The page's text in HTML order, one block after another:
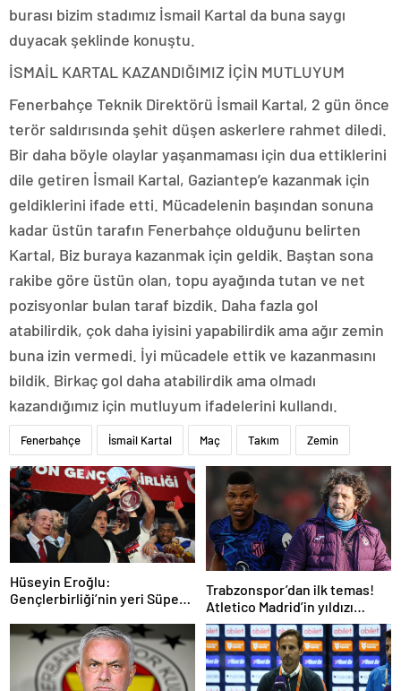
burası bizim stadımız İsmail Kartal da buna saygı
duyacak şeklinde konuştu.
İSMAİL KARTAL KAZANDIĞIMIZ İÇİN MUTLUYUM
Fenerbahçe Teknik Direktörü İsmail Kartal, 2 gün önce
terör saldırısında şehit düşen askerlere rahmet diledi.
Bir daha böyle olaylar yaşanmaması için dua ettiklerini
dile getiren İsmail Kartal, Gaziantep’e kazanmak için
geldiklerini ifade etti. Mücadelenin başından sonuna
kadar üstün tarafın Fenerbahçe olduğunu belirten
Kartal, Biz buraya kazanmak için geldik. Baştan sona
rakibe göre üstün olan, topu ayağında tutan ve net
pozisyonlar bulan taraf bizdik. Daha fazla gol
atabilirdik, çok daha iyisini yapabilirdik ama ağır zemin
buna izin vermedi. İyi mücadele ettik ve kazanmasını
bildik. Birkaç gol daha atabilirdik ama olmadı
kazandığımız için mutluyum ifadelerini kullandı.
Fenerbahçe İsmail Kartal Maç Takım Zemin
Hüseyin Eroğlu:
Gençlerbirliği’nin yeri Süper
Trabzonspor’dan ilk temas!
Atletico Madrid’in yıldızı
gündemde